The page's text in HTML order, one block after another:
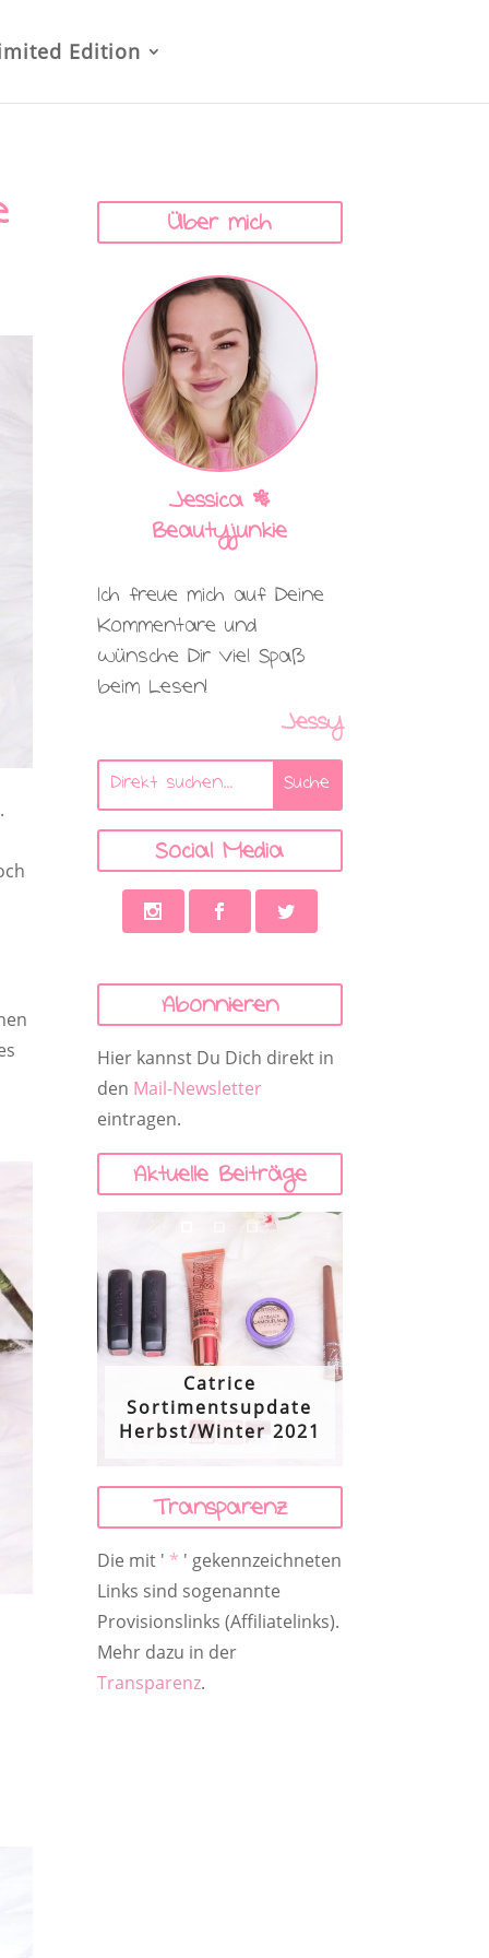
Edition
Über mich
Jessica |
Beautyjunkie
Ich freue mich auf Deine
Kommentare und
wünsche Dir viel Spaß
beim Lesen!
Jessy
Social Media
Abonnieren
Hier kannst Du Dich direkt in
den Mail-Newsletter
eintragen.
Aktuelle Beiträge
Catrice
Sortimentsupdate
Herbst/Winter 2021
Transparenz
Die mit ' * ' gekennzeichneten
Links sind sogenannte
Provisionslinks (Affiliatelinks).
Mehr dazu in der
Transparenz.